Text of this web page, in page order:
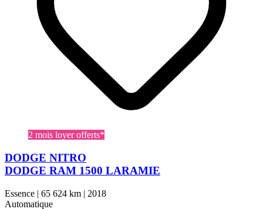
2 mois loyer offerts*
DODGE NITRO
DODGE RAM 1500 LARAMIE
Essence | 65 624 km | 2018
Automatique